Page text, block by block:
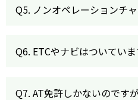
Q5. ノンオペレーションチ
Q6. ETCやナビはついていま
Q7. AT免許しかないのです